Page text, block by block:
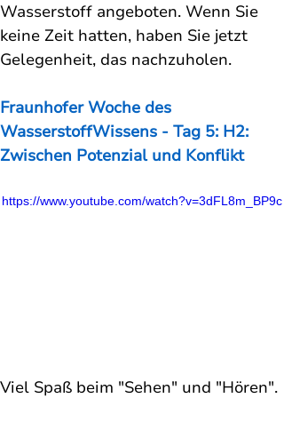
Wasserstoff angeboten. Wenn Sie
keine Zeit hatten, haben Sie jetzt
Gelegenheit, das nachzuholen.
Fraunhofer Woche des
WasserstoffWissens - Tag 5: H2:
Zwischen Potenzial und Konflikt
https://www.youtube.com/watch?v=3dFL8m_BP9c
Viel Spaß beim "Sehen" und "Hören".